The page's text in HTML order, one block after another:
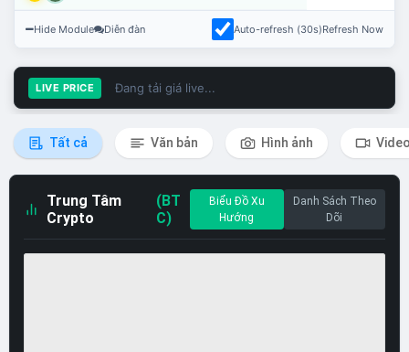
Hide Module Diễn đàn Auto-refresh (30s)Refresh Now
LIVE PRICE Đang tải giá live...
Tất cả Văn bản Hình ảnh
Trung Tâm
Crypto
(BT
C)
Biểu Đồ Xu
Hướng
Danh Sách Theo
Dõi